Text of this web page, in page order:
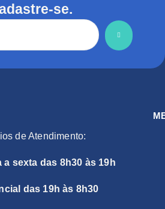
se.
de Atendimento:
a sexta das 8h30 às 19h
das 19h às 8h30